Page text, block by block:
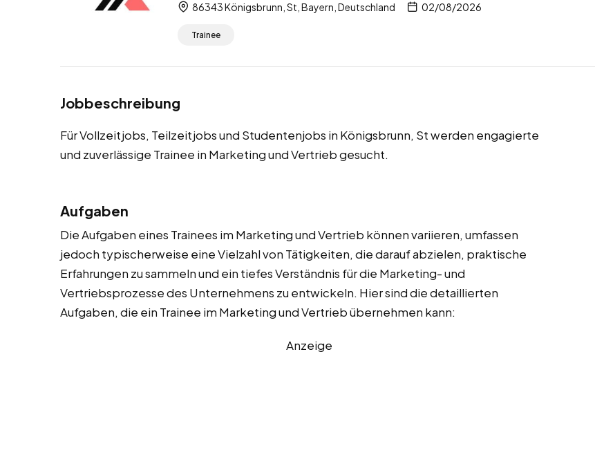
86343 Königsbrunn, St, Bayern, Deutschland 02/08/2026
Trainee
Jobbeschreibung
Für Vollzeitjobs, Teilzeitjobs und Studentenjobs in Königsbrunn, St werden engagierte
und zuverlässige Trainee in Marketing und Vertrieb gesucht.
Aufgaben
Die Aufgaben eines Trainees im Marketing und Vertrieb können variieren, umfassen
jedoch typischerweise eine Vielzahl von Tätigkeiten, die darauf abzielen, praktische
Erfahrungen zu sammeln und ein tiefes Verständnis für die Marketing- und
Vertriebsprozesse des Unternehmens zu entwickeln. Hier sind die detaillierten
Aufgaben, die ein Trainee im Marketing und Vertrieb übernehmen kann:
Anzeige